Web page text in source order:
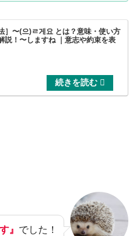
］〜(으)ㄹ게요 とは？意味・使い方
説！〜しますね ｜意志や約束を表
』 でした！